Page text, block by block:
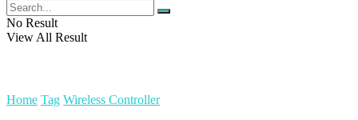
No Result
View All Result
Home Tag Wireless Controller